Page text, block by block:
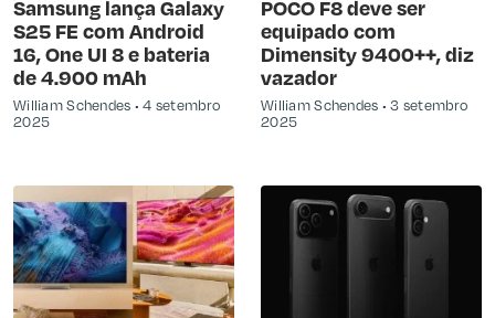
Samsung lança Galaxy
S25 FE com Android
16, One UI 8 e bateria
de 4.900 mAh
William Schendes
4 setembro
2025
POCO F8 deve ser
equipado com
Dimensity 9400++, diz
vazador
William Schendes
3 setembro
2025